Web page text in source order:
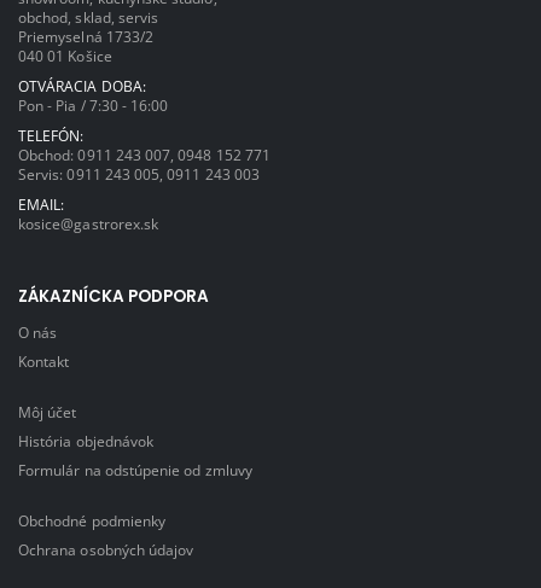
obchod, sklad, servis
Priemyselná 1733/2
040 01 Košice
OTVÁRACIA DOBA:
Pon - Pia / 7:30 - 16:00
TELEFÓN:
Obchod:0911 243 007 ,0948 152 771
Servis:0911 243 005 ,0911 243 003
EMAIL:
kosice@gastrorex.sk
ZÁKAZNÍCKA PODPORA
O nás
Kontakt
Môj účet
História objednávok
Formulár na odstúpenie od zmluvy
Obchodné podmienky
Ochrana osobných údajov